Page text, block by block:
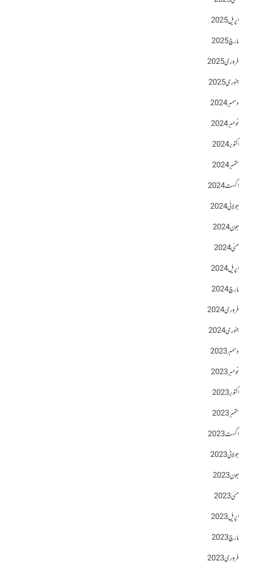
اپریل 2025
مارچ 2025
فروری 2025
جنوری 2025
دسمبر 2024
نومبر 2024
اکتوبر 2024
ستمبر 2024
اگست 2024
جولائی 2024
جون 2024
مئی 2024
اپریل 2024
مارچ 2024
فروری 2024
جنوری 2024
دسمبر 2023
نومبر 2023
اکتوبر 2023
ستمبر 2023
اگست 2023
جولائی 2023
جون 2023
مئی 2023
اپریل 2023
مارچ 2023
فروری 2023